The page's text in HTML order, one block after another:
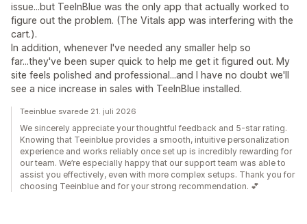
issue...but TeeInBlue was the only app that actually worked to
figure out the problem. (The Vitals app was interfering with the
cart.).
In addition, whenever I've needed any smaller help so
far...they've been super quick to help me get it figured out. My
site feels polished and professional...and I have no doubt we'll
see a nice increase in sales with TeeInBlue installed.
Teeinblue svarede 21. juli 2026
We sincerely appreciate your thoughtful feedback and 5-star rating.
Knowing that Teeinblue provides a smooth, intuitive personalization
experience and works reliably once set up is incredibly rewarding for
our team. We’re especially happy that our support team was able to
assist you effectively, even with more complex setups. Thank you for
choosing Teeinblue and for your strong recommendation. 💕